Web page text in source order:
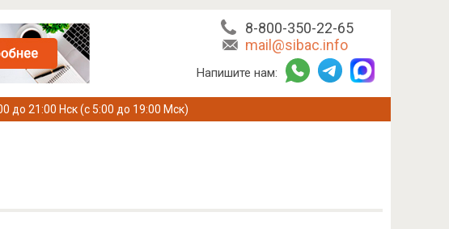
8-800-350-22-65
mail@sibac.info
Напишите нам:
до 21:00 Нск (с 5:00 до 19:00 Мск)